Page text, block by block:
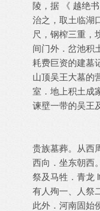
陵，据 《 越绝
治之，取土临湖
尺，钢榨三重，
间门外．岔池积
耗费巨资的建墓
山顶吴王大墓的
室．地上积土成
谏壁一带的吴王
贵族墓葬。从西
西向．坐东朝西
祭及马牲．青龙
有人殉一、人祭
此外．河南固始